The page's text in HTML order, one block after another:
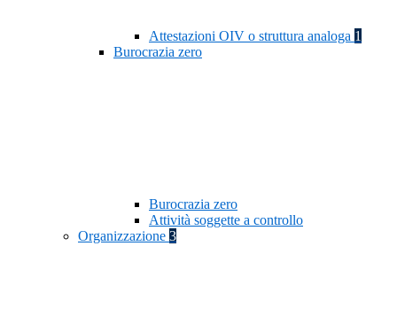
Attestazioni OIV o struttura analoga 1
Burocrazia zero
Burocrazia zero
Attività soggette a controllo
Organizzazione 3